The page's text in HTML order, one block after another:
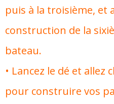
puis à la troisième, et
construction de la
bateau.
• Lancez le dé et
pour construire vos